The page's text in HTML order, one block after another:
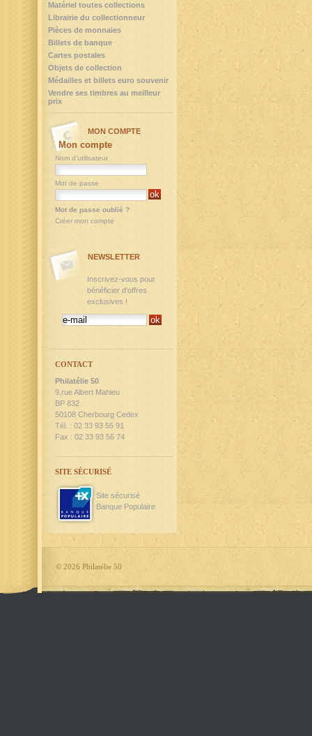
Matériel toutes collections
Librairie du collectionneur
Pièces de monnaies
Billets de banque
Cartes postales
Objets de collection
Médailles et billets euro souvenir
Vendre ses timbres au meilleur
prix
MON COMPTE
Mon compte
Nom d'utilisateur
Mot de passe
Mot de passe oublié ?
Créer mon compte
NEWSLETTER
Inscrivez-vous pour
bénéficier d'offres
exclusives !
CONTACT
Philatélie 50
9,rue Albert Mahieu
BP 832
50108 Cherbourg Cedex
Tél. : 02 33 93 55 91
Fax : 02 33 93 56 74
SITE SÉCURISÉ
Site sécurisé
Banque Populaire
© 2026 Philatélie 50